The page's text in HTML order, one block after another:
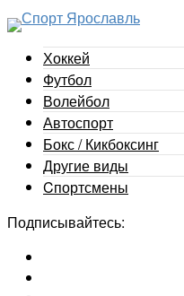
Хоккей
Футбол
Волейбол
Автоспорт
Бокс / Кикбоксинг
Другие виды
Cпортсмены
Подписывайтесь: